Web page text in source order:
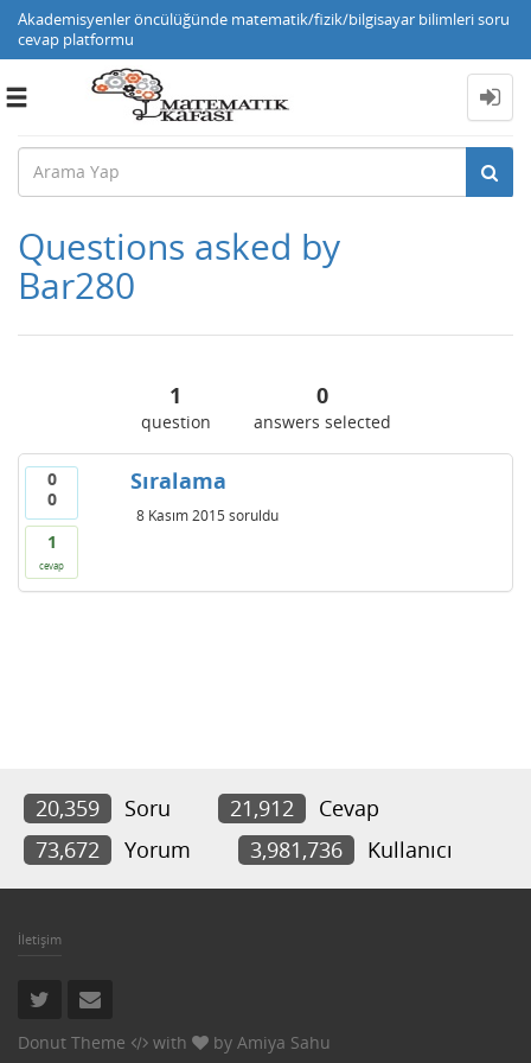
Akademisyenler öncülüğünde matematik/fizik/bilgisayar bilimleri soru
cevap platformu
Toggle
Questions asked by
Bar280
1
question
0
answers selected
0
0
1
cevap
Sıralama
8 Kasım 2015 soruldu
20,359 Soru 21,912
Cevap
73,672
Yorum 3,981,736 Kullanıcı
İletişim
Donut Theme with by Amiya Sahu